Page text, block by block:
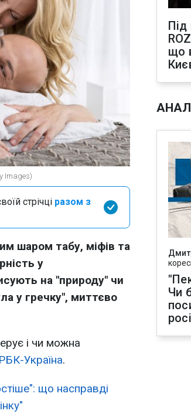
Images)
стрічці разом з
шаром табу, міфів та
у
на "природу" чи
у гречку", миттєво
і чи можна
РБК-Україна.
що насправді
Під
що
Чи